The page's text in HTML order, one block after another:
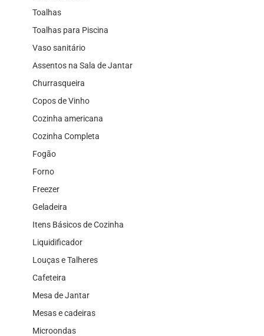
Toalhas
Toalhas para Piscina
Vaso sanitário
Assentos na Sala de Jantar
Churrasqueira
Copos de Vinho
Cozinha americana
Cozinha Completa
Fogão
Forno
Freezer
Geladeira
Itens Básicos de Cozinha
Liquidificador
Louças e Talheres
Cafeteira
Mesa de Jantar
Mesas e cadeiras
Microondas